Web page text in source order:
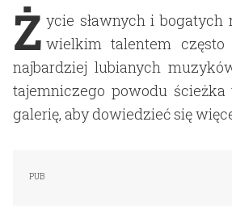
Ż ycie sławnych i
wielkim talentem
najbardziej lubianych
tajemniczego powodu
galerię, aby dowiedzieć się